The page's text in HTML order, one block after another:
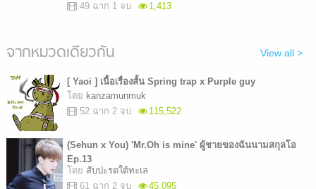
49 ฉาก 1 จบ
1,413
จากหมวดเดียวกัน View all >
[ Yaoi ] เนื้อเรื่องสั้น Spring trap x Purple guy
โดย kanzamunmuk
52 ฉาก 2 จบ
115,522
(Sehun x You) 'Mr.Oh is mine' ผู้ชายของฉันนามสกุลโอ
Ep.13
โดย สับปะรดใต้ทะเล
61 ฉาก 2 จบ
45,095